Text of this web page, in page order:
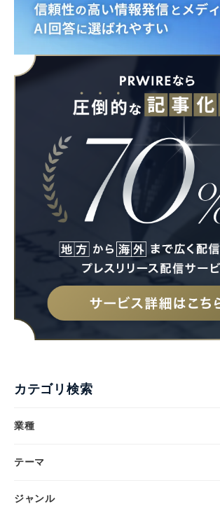
カテゴリ検索
業種
テーマ
ジャンル
Japanese
English